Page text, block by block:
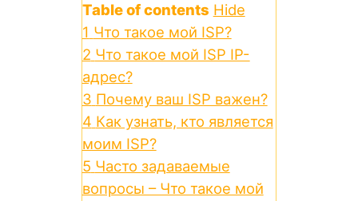
Table of contents Hide
1 Что такое мой ISP?
2 Что такое мой ISP IP-
адрес?
3 Почему ваш ISP важен?
4 Как узнать, кто является
моим ISP?
5 Часто задаваемые
вопросы – Что такое мой